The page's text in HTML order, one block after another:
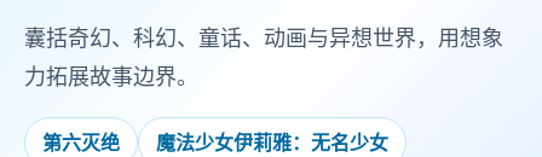
囊括奇幻、科幻、童话、动画与异想世界，用想象
力拓展故事边界。
第六灭绝
魔法少女伊莉雅：无名少女